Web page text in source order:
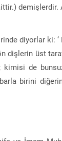
diyorlar ki: ‘
dişlerin üst
kimisi de
birini